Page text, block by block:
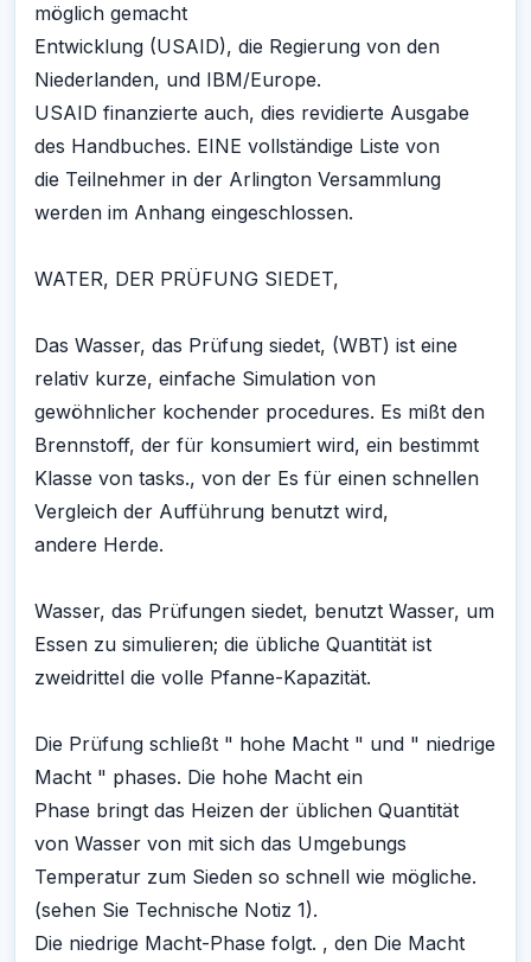
möglich gemacht
Entwicklung (USAID), die Regierung von den
Niederlanden, und IBM/Europe.
USAID finanzierte auch, dies revidierte Ausgabe
des Handbuches. EINE vollständige Liste von
die Teilnehmer in der Arlington Versammlung
werden im Anhang eingeschlossen.
WATER, DER PRÜFUNG SIEDET,
Das Wasser, das Prüfung siedet, (WBT) ist eine
relativ kurze, einfache Simulation von
gewöhnlicher kochender procedures. Es mißt den
Brennstoff, der für konsumiert wird, ein bestimmt
Klasse von tasks., von der Es für einen schnellen
Vergleich der Aufführung benutzt wird,
andere Herde.
Wasser, das Prüfungen siedet, benutzt Wasser, um
Essen zu simulieren; die übliche Quantität ist
zweidrittel die volle Pfanne-Kapazität.
Die Prüfung schließt " hohe Macht " und " niedrige
Macht " phases. Die hohe Macht ein
Phase bringt das Heizen der üblichen Quantität
von Wasser von mit sich das Umgebungs
Temperatur zum Sieden so schnell wie mögliche.
(sehen Sie Technische Notiz 1).
Die niedrige Macht-Phase folgt. , den Die Macht